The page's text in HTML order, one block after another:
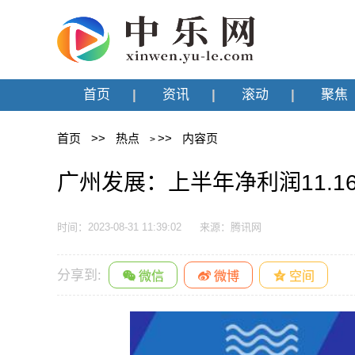
首页 资讯 滚动 聚焦
首页 >> 热点 > >> 内容页
广州发展：上半年净利润
时间：2023-08-31 11:39:02 来源：腾讯网
分享到: